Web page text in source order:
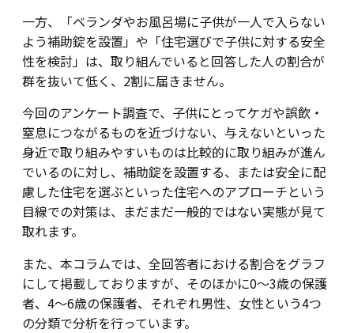
一方、「ベランダやお風呂場に子供が一人で入らない
よう補助錠を設置」や「住宅選びで子供に対する安全
性を検討」は、取り組んでいると回答した人の割合が
群を抜いて低く、2割に届きません。
今回のアンケート調査で、子供にとってケガや誤飲・
窒息につながるものを近づけない、与えないといった
身近で取り組みやすいものは比較的に取り組みが進ん
でいるのに対し、補助錠を設置する、または安全に配
慮した住宅を選ぶといった住宅へのアプローチという
目線での対策は、まだまだ一般的ではない実態が見て
取れます。
また、本コラムでは、全回答者における割合をグラフ
にして掲載しておりますが、そのほかに0～3歳の保護
者、4～6歳の保護者、それぞれ男性、女性という4つ
の分類で分析を行っています。